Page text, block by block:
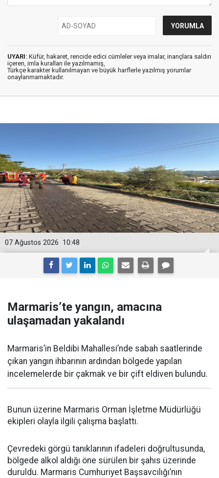
UYARI: Küfür, hakaret, rencide edici cümleler veya imalar, inançlara saldırı
içeren, imla kuralları ile yazılmamış,
Türkçe karakter kullanılmayan ve büyük harflerle yazılmış yorumlar
onaylanmamaktadır.
10:48
07 Ağustos 2026
Marmaris’te yangın, amacına
ulaşamadan yakalandı
Marmaris’in Beldibi Mahallesi’nde sabah saatlerinde
çıkan yangın ihbarının ardından bölgede yapılan
incelemelerde bir çakmak ve bir çift eldiven bulundu.
Bunun üzerine Marmaris Orman İşletme Müdürlüğü
ekipleri olayla ilgili çalışma başlattı.
Çevredeki görgü tanıklarının ifadeleri doğrultusunda,
bölgede alkol aldığı öne sürülen bir şahıs üzerinde
duruldu. Marmaris Cumhuriyet Başsavcılığı’nın